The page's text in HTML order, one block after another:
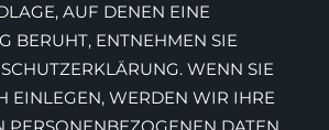
AUF DENEN EINE
BERUHT, ENTNEHMEN SIE
WENN SIE
EINLEGEN, WERDEN WIR IHRE